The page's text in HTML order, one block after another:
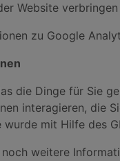
Website
zu Google
die Dinge für Sie
interagieren, die
wurde mit Hilfe des
weitere